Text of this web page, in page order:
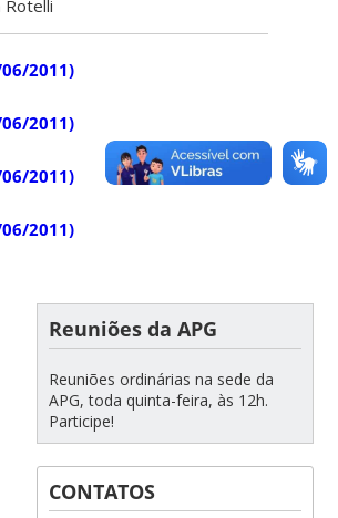
Rotelli
2011)
2011)
2011)
2011)
Reuniões da APG
Reuniões ordinárias na sede da
APG, toda quinta-feira, às 12h.
Participe!
CONTATOS